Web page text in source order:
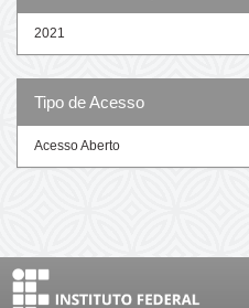
2021
Tipo de Acesso
Acesso Aberto